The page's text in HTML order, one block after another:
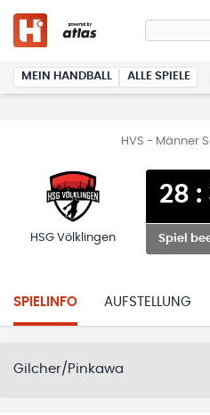
MEIN HANDBALL ALLE SPIELE
HVS - Männer
HSG Völklingen
28 :
Spiel
SPIELINFO AUFSTELLUNG
Gilcher/Pinkawa